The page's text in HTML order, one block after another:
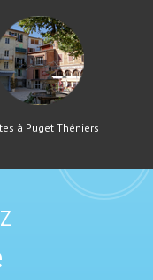
à Puget Théniers